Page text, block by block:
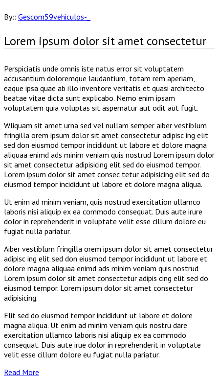
By:: Gescom59vehiculos-_
Lorem ipsum dolor sit amet consectetur
Perspiciatis unde omnis iste natus error sit voluptatem
accusantium doloremque laudantium, totam rem aperiam,
eaque ipsa quae ab illo inventore veritatis et quasi architecto
beatae vitae dicta sunt explicabo. Nemo enim ipsam
voluptatem quia voluptas sit aspernatur aut odit aut fugit.
Wliquam sit amet urna sed vel nullam semper aiber vestiblum
fringilla orem ipsum dolor sit amet consectetur adipisc ing elit
sed don eiusmod tempor incididunt ut labore et dolore magna
aliquaa enimd ads minim veniam quis nostrud Lorem ipsum dolor
sit amet consectetur adipisicing elit sed do eiusmod tempor.
Lorem ipsum dolor sit amet consec tetur adipisicing elit sed do
eiusmod tempor incididunt ut labore et dolore magna aliqua.
Ut enim ad minim veniam, quis nostrud exercitation ullamco
laboris nisi aliquip ex ea commodo consequat. Duis aute irure
dolor in reprehenderit in voluptate velit esse cillum dolore eu
fugiat nulla pariatur.
Aiber vestiblum fringilla orem ipsum dolor sit amet consectetur
adipisc ing elit sed don eiusmod tempor incididunt ut labore et
dolore magna aliquaa enimd ads minim veniam quis nostrud
Lorem ipsum dolor sit amet consectetur adipis cing elit sed do
eiusmod tempor. Lorem ipsum dolor sit amet consectetur
adipisicing.
Elit sed do eiusmod tempor incididunt ut labore et dolore
magna aliqua. Ut enim ad minim veniam quis nostru dare
exercitation ullamco laboris nisi aliquip ex ea commodo
consequat. Duis aute irue dolor in reprehenderit in voluptate
velit esse cillum dolore eu fugiat nulla pariatur.
Read More